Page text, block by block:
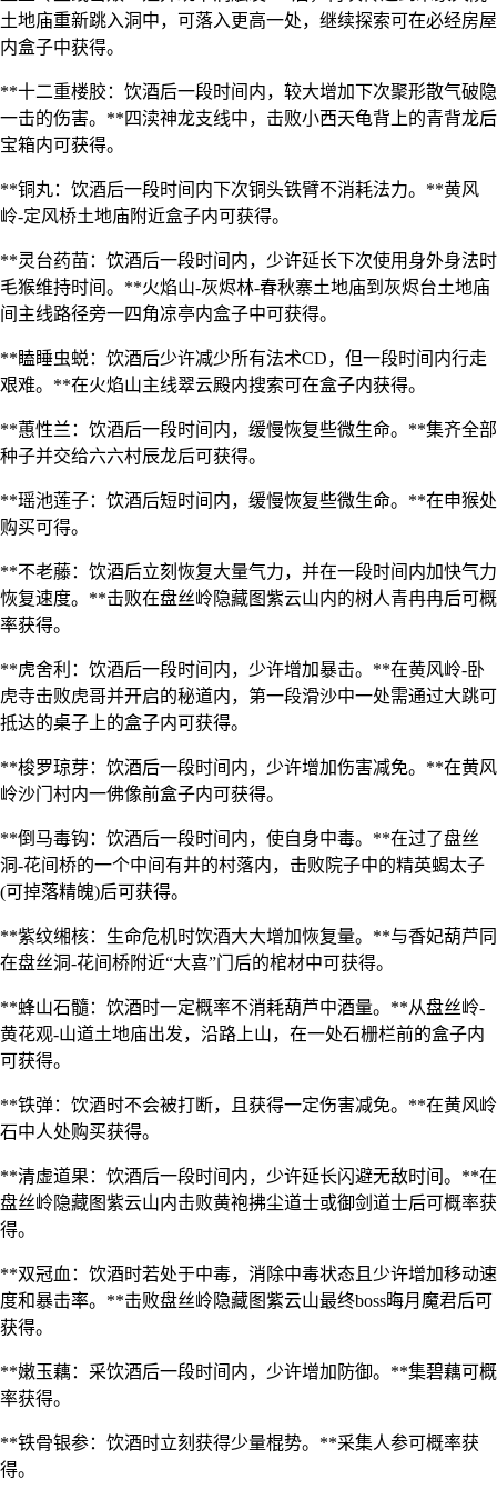
土地庙重新跳入洞中，可落入更高一处，继续探索可在必经房屋
内盒子中获得。
**十二重楼胶：饮酒后一段时间内，较大增加下次聚形散气破隐
一击的伤害。**四渎神龙支线中，击败小西天龟背上的青背龙后
宝箱内可获得。
**铜丸：饮酒后一段时间内下次铜头铁臂不消耗法力。**黄风
岭-定风桥土地庙附近盒子内可获得。
**灵台药苗：饮酒后一段时间内，少许延长下次使用身外身法时
毛猴维持时间。**火焰山-灰烬林-春秋寨土地庙到灰烬台土地庙
间主线路径旁一四角凉亭内盒子中可获得。
**瞌睡虫蜕：饮酒后少许减少所有法术CD，但一段时间内行走
艰难。**在火焰山主线翠云殿内搜索可在盒子内获得。
**蕙性兰：饮酒后一段时间内，缓慢恢复些微生命。**集齐全部
种子并交给六六村辰龙后可获得。
**瑶池莲子：饮酒后短时间内，缓慢恢复些微生命。**在申猴处
购买可得。
**不老藤：饮酒后立刻恢复大量气力，并在一段时间内加快气力
恢复速度。**击败在盘丝岭隐藏图紫云山内的树人青冉冉后可概
率获得。
**虎舍利：饮酒后一段时间内，少许增加暴击。**在黄风岭-卧
虎寺击败虎哥并开启的秘道内，第一段滑沙中一处需通过大跳可
抵达的桌子上的盒子内可获得。
**梭罗琼芽：饮酒后一段时间内，少许增加伤害减免。**在黄风
岭沙门村内一佛像前盒子内可获得。
**倒马毒钩：饮酒后一段时间内，使自身中毒。**在过了盘丝
洞-花间桥的一个中间有井的村落内，击败院子中的精英蝎太子
(可掉落精魄)后可获得。
**紫纹缃核：生命危机时饮酒大大增加恢复量。**与香妃葫芦同
在盘丝洞-花间桥附近“大喜”门后的棺材中可获得。
**蜂山石髓：饮酒时一定概率不消耗葫芦中酒量。**从盘丝岭-
黄花观-山道土地庙出发，沿路上山，在一处石栅栏前的盒子内
可获得。
**铁弹：饮酒时不会被打断，且获得一定伤害减免。**在黄风岭
石中人处购买获得。
**清虚道果：饮酒后一段时间内，少许延长闪避无敌时间。**在
盘丝岭隐藏图紫云山内击败黄袍拂尘道士或御剑道士后可概率获
得。
**双冠血：饮酒时若处于中毒，消除中毒状态且少许增加移动速
度和暴击率。**击败盘丝岭隐藏图紫云山最终boss晦月魔君后可
获得。
**嫩玉藕：采饮酒后一段时间内，少许增加防御。**集碧藕可概
率获得。
**铁骨银参：饮酒时立刻获得少量棍势。**采集人参可概率获
得。